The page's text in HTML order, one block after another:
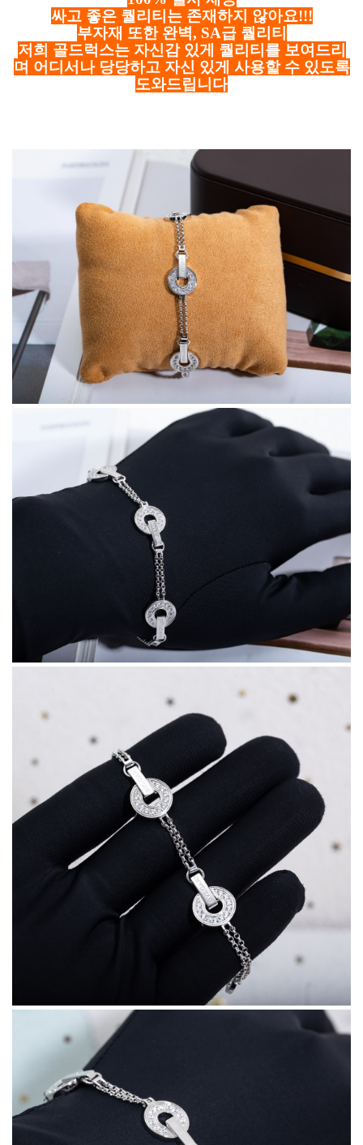
싸고 좋은 퀄리티는 존재하지 않아요!!!
부자재 또한 완벽, SA급 퀄리티
저희 골드럭스는 자신감 있게 퀄리티를 보여드리
며 어디서나 당당하고 자신 있게 사용할 수 있도록
도와드립니다